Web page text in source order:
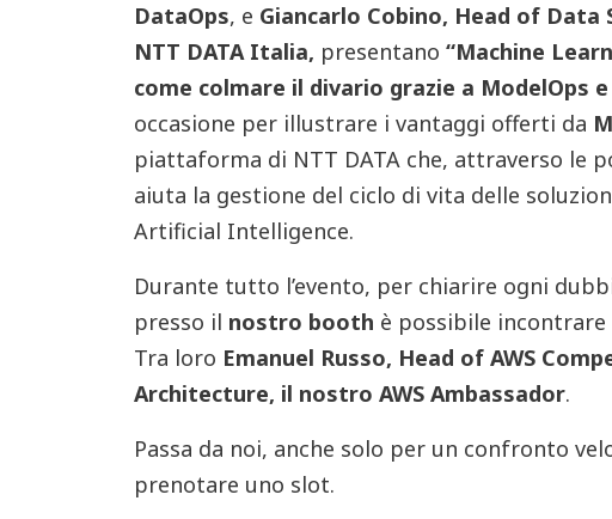
DataOps, e Giancarlo Cobino, Head of Data
NTT DATA Italia, presentano “Machine
come colmare il divario grazie a ModelOps e
occasione per illustrare i vantaggi offerti da
piattaforma di NTT DATA che, attraverso le
aiuta la gestione del ciclo di vita delle
Artificial Intelligence.
Durante tutto l’evento, per chiarire ogni
presso il nostro booth è possibile incontrare
Tra loro Emanuel Russo, Head of AWS
Architecture, il nostro AWS Ambassador.
Passa da noi, anche solo per un confronto
prenotare uno slot.